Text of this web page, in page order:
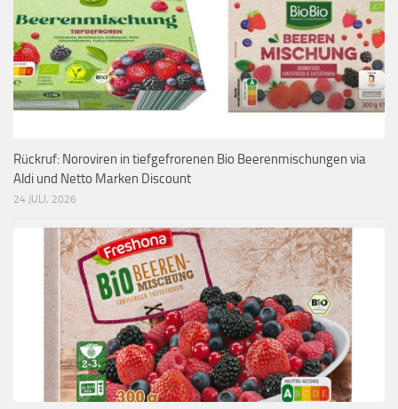
Rückruf: Noroviren in tiefgefrorenen Bio Beerenmischungen via
Aldi und Netto Marken Discount
24 JULI, 2026